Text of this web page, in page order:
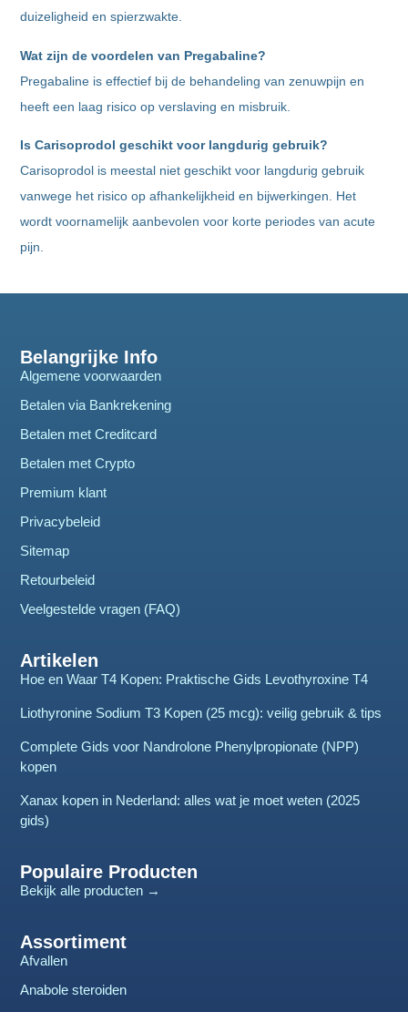
duizeligheid en spierzwakte.
Wat zijn de voordelen van Pregabaline?
Pregabaline is effectief bij de behandeling van zenuwpijn en
heeft een laag risico op verslaving en misbruik.
IsCarisoprodol geschikt voor langdurig gebruik?
Carisoprodol is meestal niet geschikt voor langdurig gebruik
vanwege het risico op afhankelijkheid en bijwerkingen. Het
wordt voornamelijk aanbevolen voor korte periodes van acute
pijn.
Belangrijke Info
Algemene voorwaarden
Betalen via Bankrekening
Betalen met Creditcard
Betalen met Crypto
Premium klant
Privacybeleid
Sitemap
Retourbeleid
Veelgestelde vragen (FAQ)
Artikelen
Hoe en Waar T4 Kopen: Praktische Gids Levothyroxine T4
Liothyronine Sodium T3 Kopen (25 mcg): veilig gebruik & tips
Complete Gids voor Nandrolone Phenylpropionate (NPP)
kopen
Xanax kopen in Nederland: alles wat je moet weten (2025
gids)
Populaire Producten
Bekijk alle producten →
Assortiment
Afvallen
Anabole steroiden